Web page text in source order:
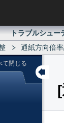
トラブルシュー
通紙方向倍
て閉じる